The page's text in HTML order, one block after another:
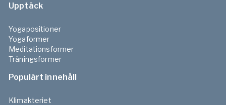
Upptäck
Yogapositioner
Yogaformer
Meditationsformer
Träningsformer
Populärt innehåll
Klimakteriet